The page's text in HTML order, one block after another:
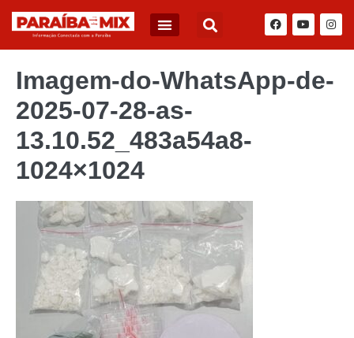
Imagem-do-WhatsApp-de-
2025-07-28-as-
13.10.52_483a54a8-
1024×1024